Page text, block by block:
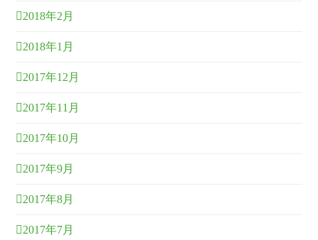
2018年2月
2018年1月
2017年12月
2017年11月
2017年10月
2017年9月
2017年8月
2017年7月